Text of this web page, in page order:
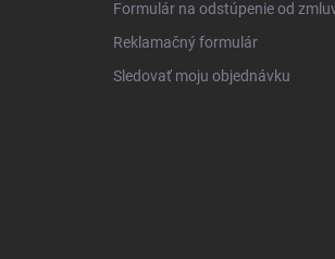
Formulár na odstúpenie od
Reklamačný formulár
Sledovať moju objednávku